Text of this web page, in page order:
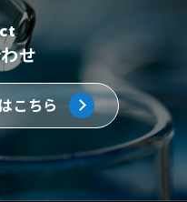
せ
こちら